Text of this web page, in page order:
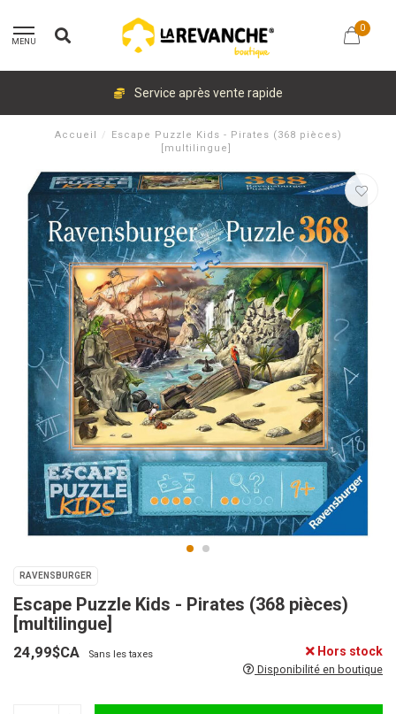
MENU
0
Service après vente rapide
Accueil /
Escape Puzzle Kids - Pirates (368 pièces)
[multilingue]
RAVENSBURGER
Escape Puzzle Kids - Pirates (368 pièces)
[multilingue]
24,99$CA Sans les taxes Hors stock
Disponibilité en boutique